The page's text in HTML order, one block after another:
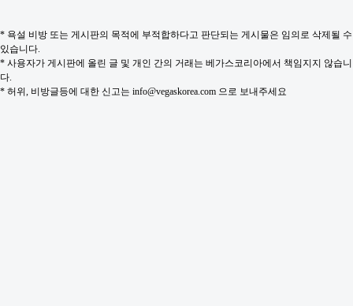
* 욕설 비방 또는 게시판의 목적에 부적합하다고 판단되는 게시물은 임의로 삭제될 수
있습니다.
* 사용자가 게시판에 올린 글 및 개인 간의 거래는 베가스코리아에서 책임지지 않습니
다.
* 허위, 비방글등에 대한 신고는 info@vegaskorea.com 으로 보내주세요